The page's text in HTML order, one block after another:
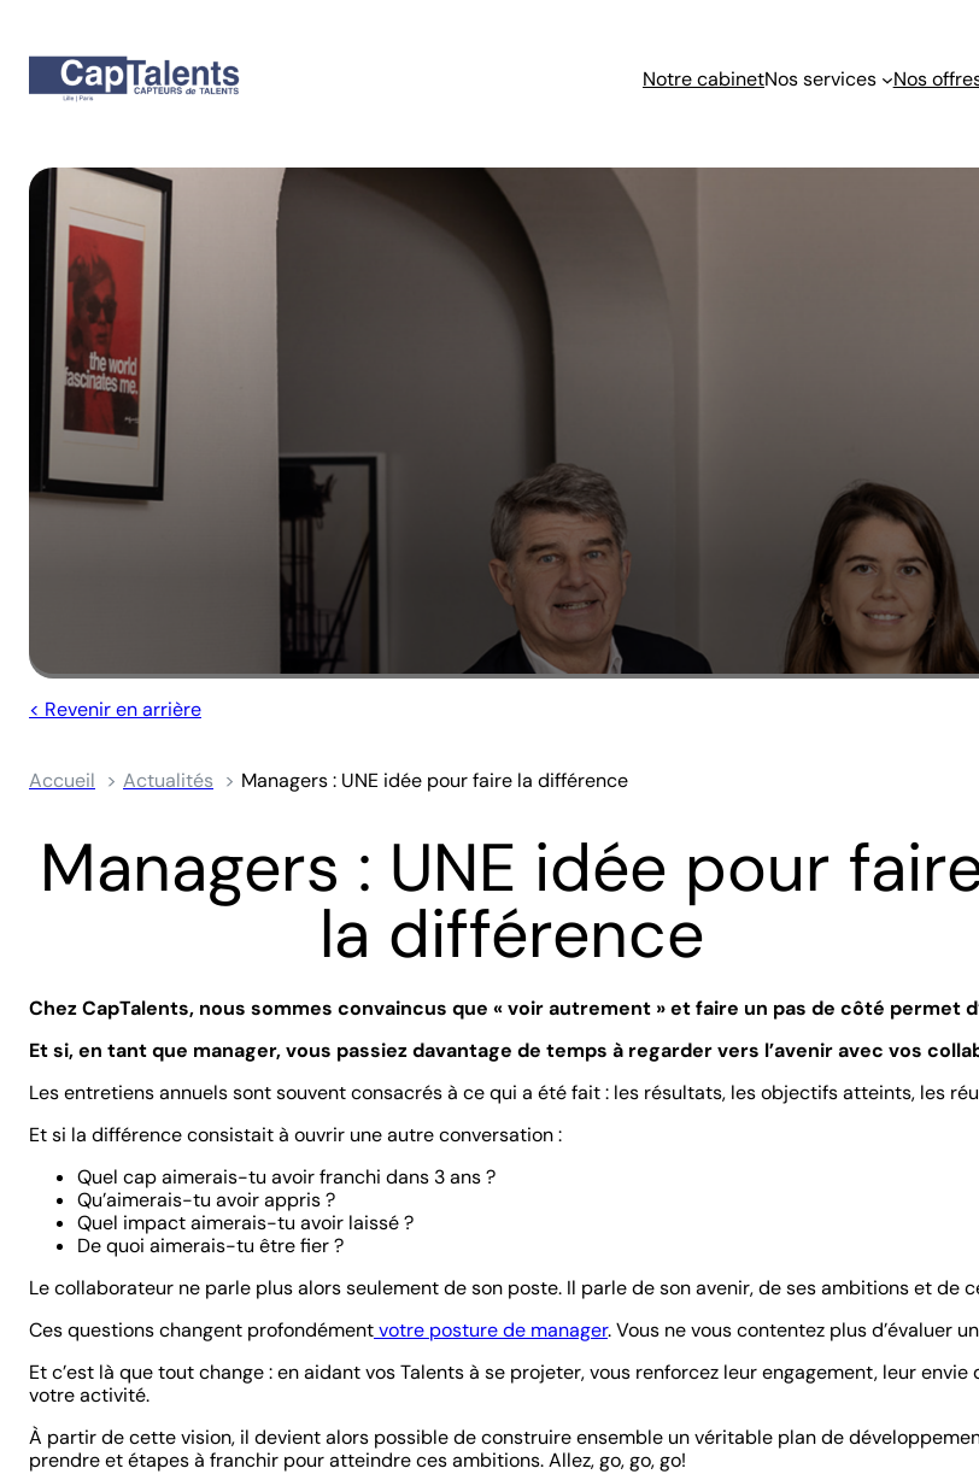
Notre cabinetNos services Nos
< Revenir en arrière
Accueil Actualités Managers : UNE idée pour faire la différence
Managers : UNE idée pour
la différence
Chez CapTalents, nous sommes convaincus que « voir autrement » et faire un pas de côté permet
Et si, en tant que manager, vous passiez davantage de temps à regarder vers l’avenir avec vos
Les entretiens annuels sont souvent consacrés à ce qui a été fait : les résultats, les objectifs atteints, les
Et si la différence consistait à ouvrir une autre conversation :
Quel cap aimerais-tu avoir franchi dans 3 ans ?
Qu’aimerais-tu avoir appris ?
Quel impact aimerais-tu avoir laissé ?
De quoi aimerais-tu être fier ?
Le collaborateur ne parle plus alors seulement de son poste. Il parle de son avenir, de ses ambitions et de
Ces questions changent profondémentvotre posture de manager. Vous ne vous contentez plus d’évaluer
Et c’est là que tout change : en aidant vos Talents à se projeter, vous renforcez leur engagement, leur
votre activité.
À partir de cette vision, il devient alors possible de construire ensemble un véritable plan de
prendre et étapes à franchir pour atteindre ces ambitions. Allez, go, go, go!